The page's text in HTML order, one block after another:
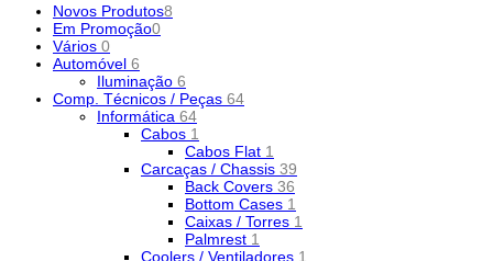
Novos Produtos8
Em Promoção0
Vários 0
Automóvel 6
Iluminação 6
Comp. Técnicos / Peças 64
Informática 64
Cabos 1
Cabos Flat 1
Carcaças / Chassis 39
Back Covers 36
Bottom Cases 1
Caixas / Torres 1
Palmrest 1
Coolers / Ventiladores 1